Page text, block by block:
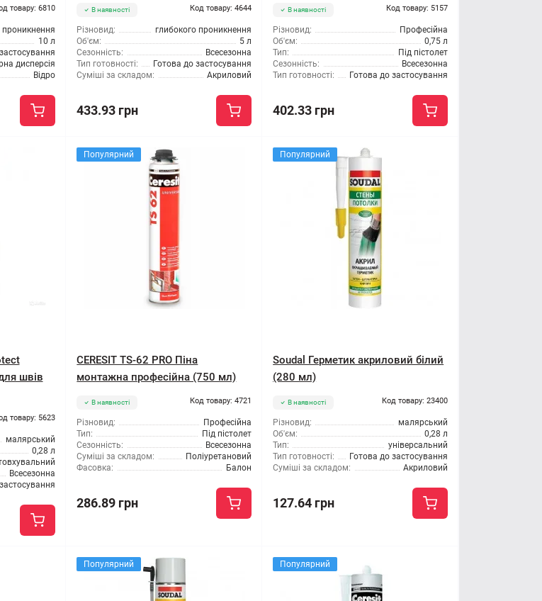
товару: 6810
проникнення
10 л
дисперсія
Відро
В наявності Код товару: 4644
Різновид:
глибокого проникнення
Об'єм:
5 л
Сезонність:
Всесезонна
Тип готовності:
Готова до застосування
Суміші за складом:
Акриловий
433.93 грн
В наявності Код товару: 5157
Різновид:
Професійна
Об'єм:
0,75 л
Тип:
Під пістолет
Сезонність:
Всесезонна
Тип готовності:
Готова до застосування
402.33 грн
швів
товару: 5623
малярський
0,28 л
Всесезонна
Популярний
CERESIT TS-62 PRO Піна
монтажна професійна (750 мл)
В наявності Код товару: 4721
Різновид:
Професійна
Тип:
Під пістолет
Сезонність:
Всесезонна
Суміші за складом:
Поліуретановий
Фасовка:
Балон
286.89 грн
Популярний
Soudal Герметик акриловий білий
(280 мл)
В наявності Код товару: 23400
Різновид:
малярський
Об'єм:
0,28 л
Тип:
універсальний
Тип готовності:
Готова до застосування
Суміші за складом:
Акриловий
127.64 грн
Популярний Популярний